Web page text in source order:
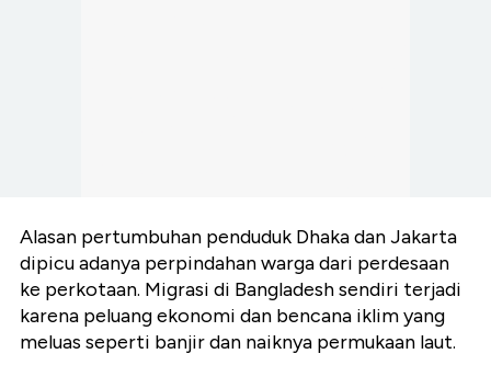
Alasan pertumbuhan penduduk Dhaka dan Jakarta
dipicu adanya perpindahan warga dari perdesaan
ke perkotaan. Migrasi di Bangladesh sendiri terjadi
karena peluang ekonomi dan bencana iklim yang
meluas seperti banjir dan naiknya permukaan laut.